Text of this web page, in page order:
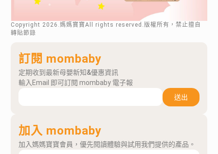
Copyright 2026 .媽媽寶寶All rights reserved.版權所有，禁止擅自
轉貼節錄
訂閱 mombaby
定期收到最新母嬰新知&優惠資訊
輸入Email 即可訂閱 mombaby 電子報
送出
加入 mombaby
加入媽媽寶寶會員，優先閱讀體驗與試用我們提供的產品。